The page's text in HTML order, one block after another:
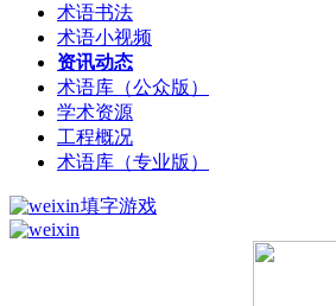
术语书法
术语小视频
资讯动态
术语库（公众版）
学术资源
工程概况
术语库（专业版）
填字游戏